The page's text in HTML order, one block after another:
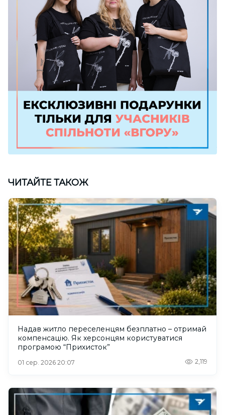
ЧИТАЙТЕ ТАКОЖ
Надав житло переселенцям безплатно – отримай
компенсацію. Як херсонцям користуватися
програмою “Прихисток”
01 сер. 2026 20:07 2,119